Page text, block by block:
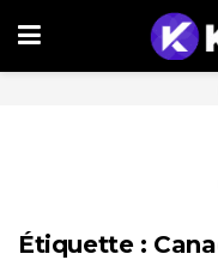
Étiquette :